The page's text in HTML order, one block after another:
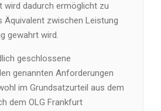
wird dadurch ermöglicht zu
Äquivalent zwischen Leistung
gewahrt wird.
geschlossene
genannten Anforderungen
im Grundsatzurteil aus dem
dem OLG Frankfurt